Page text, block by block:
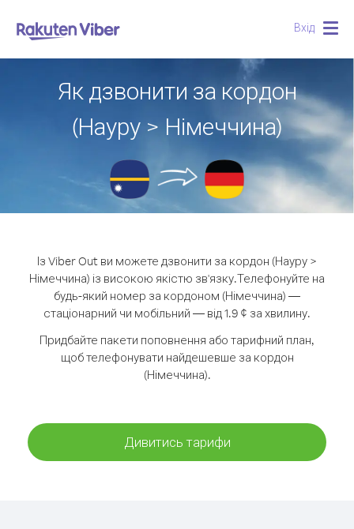
Вхід
Як дзвонити за кордон
(Науру > Німеччина)
Із Viber Out ви можете дзвонити за кордон (Науру >
Німеччина) із високою якістю зв'язку.Телефонуйте на
будь-який номер за кордоном (Німеччина) —
стаціонарний чи мобільний — від 1.9 ¢ за хвилину.
Придбайте пакети поповнення або тарифний план,
щоб телефонувати найдешевше за кордон
(Німеччина).
Дивитись тарифи